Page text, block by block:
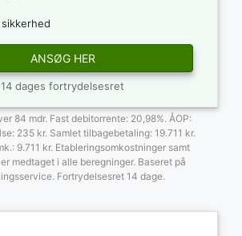
ANSØG HER
14 dages fortrydelsesret
84 mdr. Fast debitorrente: 20,98%. ÅOP:
235 kr. Samlet tilbagebetaling: 19.711 kr.
9.711 kr. Etableringsomkostninger samt
medtaget i alle beregninger. Baseret på
Fortrydelsesret 14 dage.